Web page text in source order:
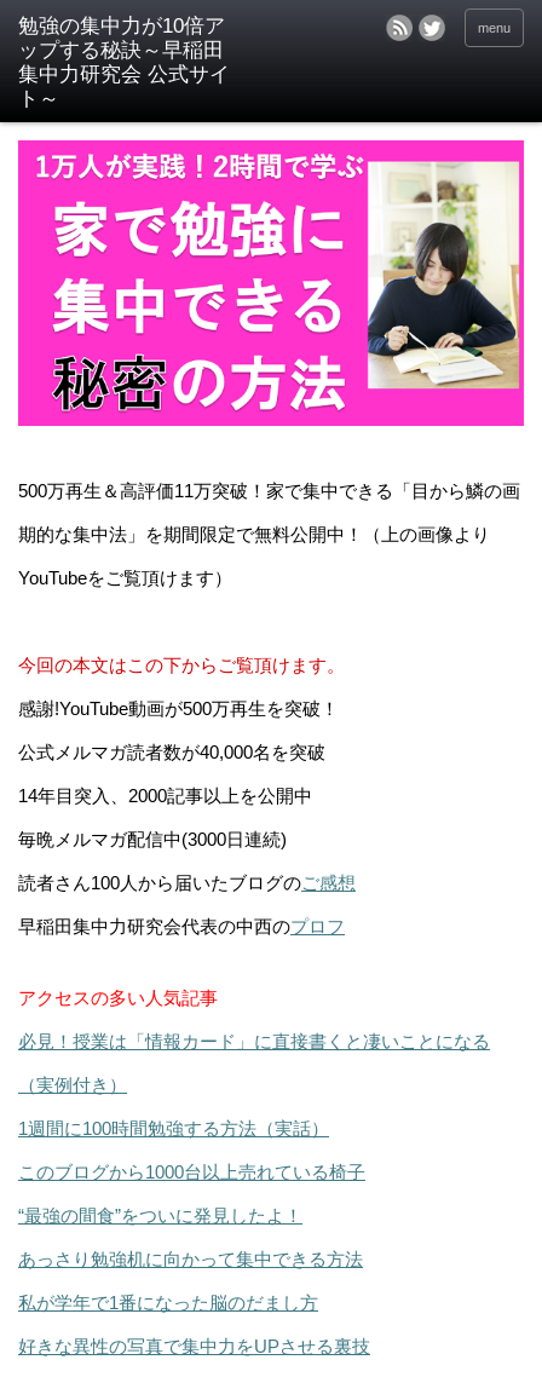
menu
500万再生＆高評価11万突破！家で集中できる「目から鱗の画
期的な集中法」を期間限定で無料公開中！（上の画像より
YouTubeをご覧頂けます）
今回の本文はこの下からご覧頂けます。
感謝!YouTube動画が500万再生を突破！
公式メルマガ読者数が40,000名を突破
14年目突入、2000記事以上を公開中
毎晩メルマガ配信中(3000日連続)
読者さん100人から届いたブログのご感想
早稲田集中力研究会代表の中西のプロフ
アクセスの多い人気記事
必見！授業は「情報カード」に直接書くと凄いことになる
（実例付き）
1週間に100時間勉強する方法（実話）
このブログから1000台以上売れている椅子
“最強の間食”をついに発見したよ！
あっさり勉強机に向かって集中できる方法
私が学年で1番になった脳のだまし方
好きな異性の写真で集中力をUPさせる裏技